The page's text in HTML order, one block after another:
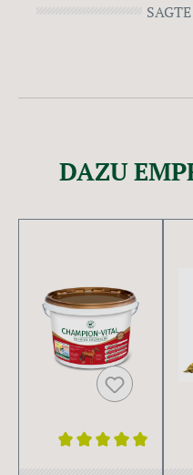
DAZU